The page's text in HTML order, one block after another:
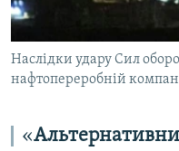
Наслідки удару Сил
нафтопереробній
«